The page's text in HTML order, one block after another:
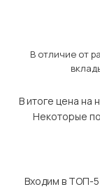
В отличие от
В итоге цена на
Некоторые
Входим в ТОП-